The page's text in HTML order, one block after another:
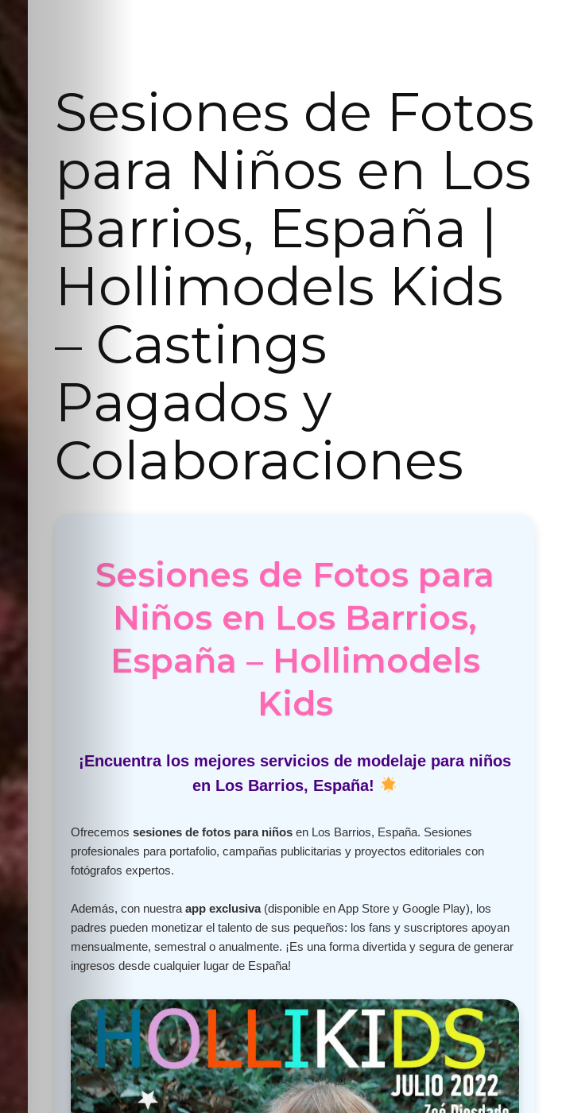
Sesiones de Fotos
para Niños en Los
Barrios, España |
Hollimodels Kids
– Castings
Pagados y
Colaboraciones
Sesiones de Fotos para
Niños en Los Barrios,
España – Hollimodels
Kids
¡Encuentra los mejores servicios de modelaje para niños
en Los Barrios, España!
Ofrecemos sesiones de fotos para niñosen Los Barrios, España. Sesiones
profesionales para portafolio, campañas publicitarias y proyectos editoriales con
fotógrafos expertos.
Además, con nuestra app exclusiva(disponible en App Store y Google Play), los
padres pueden monetizar el talento de sus pequeños: los fans y suscriptores apoyan
mensualmente, semestral o anualmente. ¡Es una forma divertida y segura de generar
ingresos desde cualquier lugar de España!